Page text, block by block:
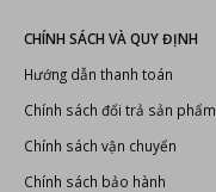
CHÍNH SÁCH VÀ QUY ĐỊNH
Hướng dẫn thanh toán
Chính sách đổi trả sản phẩm
Chính sách vận chuyển
Chính sách bảo hành